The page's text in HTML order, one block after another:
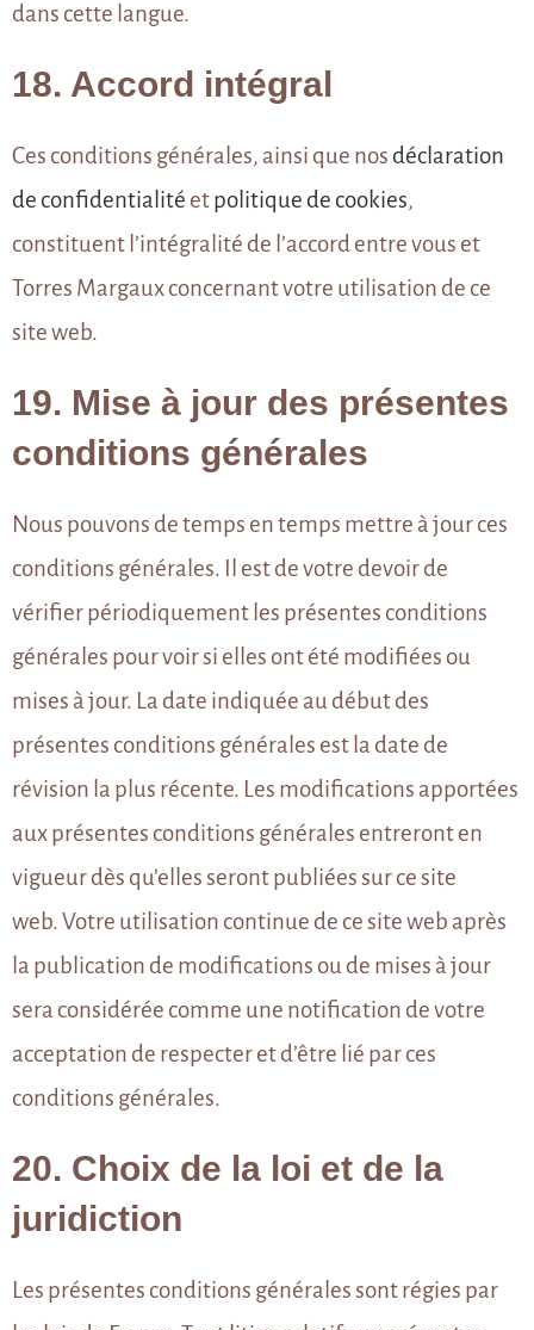
dans cette langue.
18. Accord intégral
Ces conditions générales, ainsi que nos déclaration
de confidentialité etpolitique de cookies,
constituent l’intégralité de l’accord entre vous et
Torres Margaux concernant votre utilisation de ce
site web.
19. Mise à jour des présentes
conditions générales
Nous pouvons de temps en temps mettre à jour ces
conditions générales. Il est de votre devoir de
vérifier périodiquement les présentes conditions
générales pour voir si elles ont été modifiées ou
mises à jour. La date indiquée au début des
présentes conditions générales est la date de
révision la plus récente. Les modifications apportées
aux présentes conditions générales entreront en
vigueur dès qu’elles seront publiées sur ce site
web. Votre utilisation continue de ce site web après
la publication de modifications ou de mises à jour
sera considérée comme une notification de votre
acceptation de respecter et d’être lié par ces
conditions générales.
20. Choix de la loi et de la
juridiction
Les présentes conditions générales sont régies par